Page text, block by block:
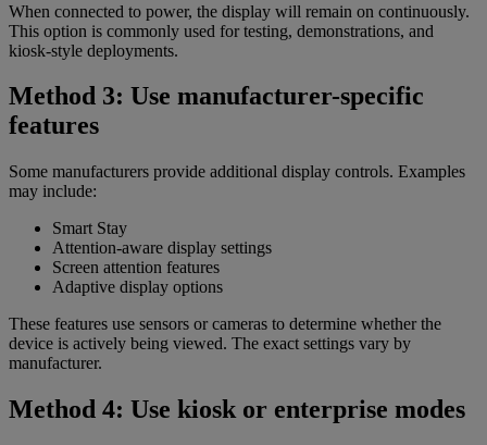
When connected to power, the display will remain on continuously.
This option is commonly used for testing, demonstrations, and
kiosk-style deployments.
Method 3: Use manufacturer-specific
features
Some manufacturers provide additional display controls. Examples
may include:
Smart Stay
Attention-aware display settings
Screen attention features
Adaptive display options
These features use sensors or cameras to determine whether the
device is actively being viewed. The exact settings vary by
manufacturer.
Method 4: Use kiosk or enterprise modes